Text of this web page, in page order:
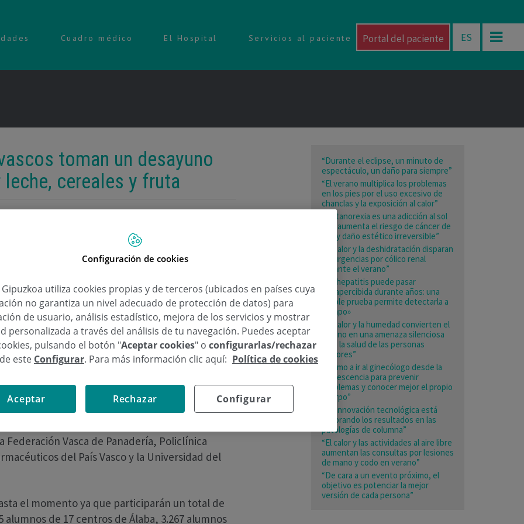
Cuadro médico El Hospital Servicios al paciente Portal del paciente ES
toman un desayuno
cereales y fruta
concienciar a la población infantil
la Universidad del País Vasco (UPV/EHU).
de los Desayunos Cardiosaludables para
en Bilbao
esta mañana el arranque de la
para escolares que organiza la
Bihotz Bizi-Corazón Vivo
a la población infantil sobre la
mañana. Un año más, la campaña será
Federación Vasca de Panadería, Policlínica
del País Vasco y la Universidad del
el momento ya que participarán un total de
alumnos de 17 centros de Álaba, 3.267 alumnos
“Durante el eclipse, un minuto de
espectáculo, un daño para siempre”
“El verano multiplica los problemas
en los pies por el uso excesivo de
chanclas y la exposición al calor”
“La tanorexia es una adicción al sol
que aumenta el riesgo de cáncer de
piel y daño estético irreversible”
“El calor y la deshidratación disparan
las urgencias por cólico renal
durante el verano”
«La hepatitis puede pasar
desapercibida durante años: una
simple prueba permite detectarla a
tiempo»
“El calor y la humedad convierten el
verano en una amenaza silenciosa
para la salud de las personas
mayores”
«Animo a ir al ginecólogo desde la
adolescencia para prevenir
problemas y conocer mejor el propio
cuerpo”
“La innovación tecnológica está
mejorando los resultados en las
patologías de columna”
“El calor y las actividades al aire libre
aumentan las consultas por lesiones
de mano y codo en verano”
“De cara a un evento próximo, el
objetivo es potenciar la mejor
versión de cada persona”
Configuración de cookies
utiliza cookies propias y de terceros (ubicados en países cuya
no garantiza un nivel adecuado de protección de datos) para
de usuario, análisis estadístico, mejora de los servicios y mostrar
personalizada a través del análisis de tu navegación. Puedes aceptar
pulsando el botón "Aceptar cookies" o configurarlas/rechazar
este Configurar. Para más información clic aquí: Política de cookies
Configurar
Rechazar
Aceptar